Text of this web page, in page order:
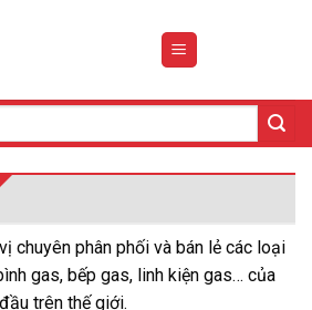
chuyên phân phối và bán lẻ các loại
gas, bếp gas, linh kiện gas… của
trên thế giới.